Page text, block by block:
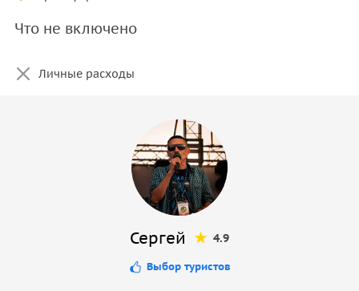
Что не включено
Личные расходы
Сергей 4.9
Выбор туристов